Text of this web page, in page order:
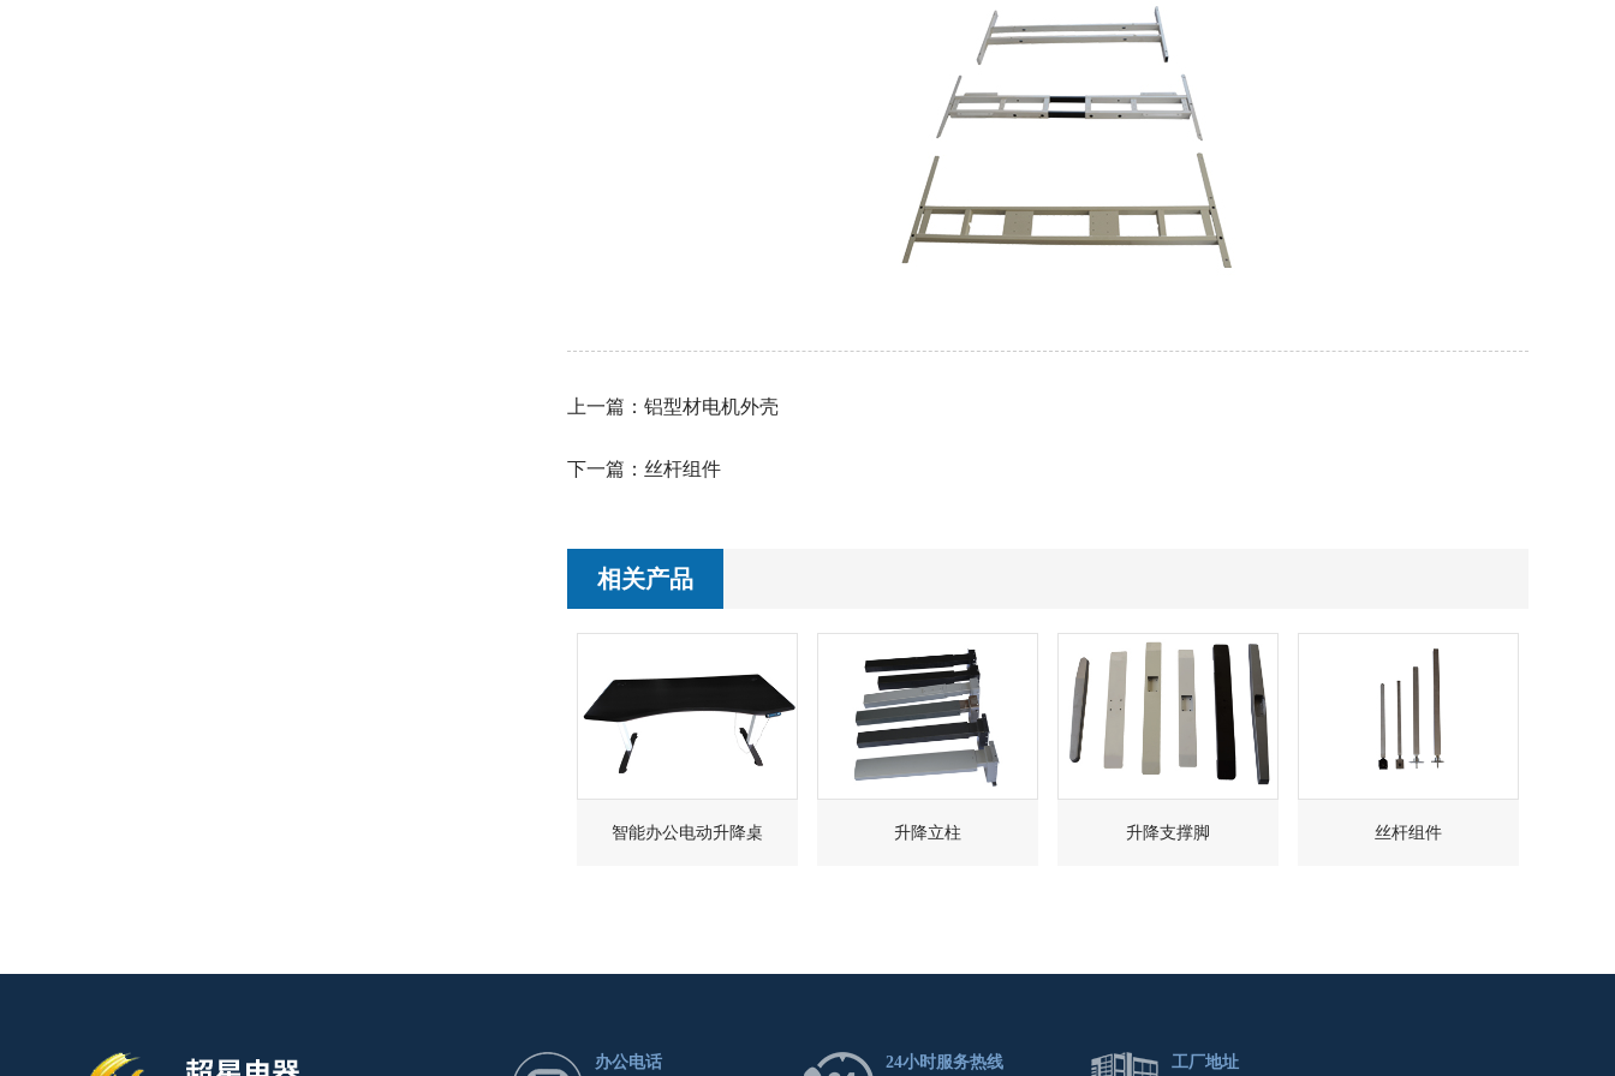
上一篇： 铝型材电机外壳
下一篇： 丝杆组件
相关产品
智能办公电动升降桌 升降立柱 升降支撑脚 丝杆组件
工厂地址
24小时服务热线
办公电话